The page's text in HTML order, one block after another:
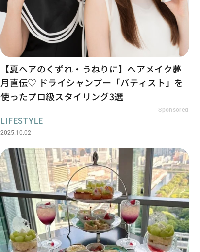
【夏ヘアのくずれ・うねりに】ヘアメイク夢
月直伝♡ ドライシャンプー「バティスト」を
使ったプロ級スタイリング3選
Sponsored
LIFESTYLE
2025.10.02